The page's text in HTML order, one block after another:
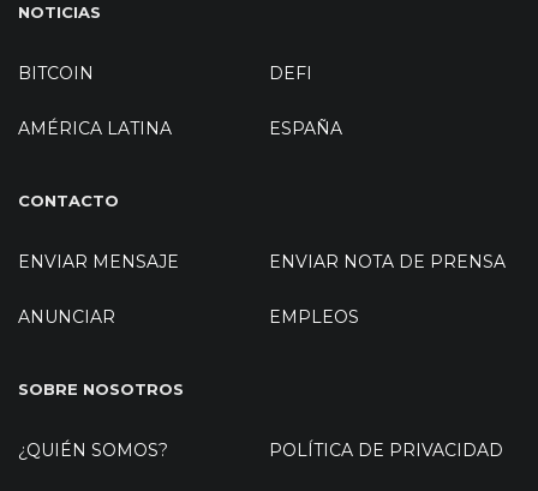
NOTICIAS
BITCOIN DEFI
AMÉRICA LATINA ESPAÑA
CONTACTO
ENVIAR MENSAJE ENVIAR NOTA DE PRENSA
ANUNCIAR EMPLEOS
SOBRE NOSOTROS
¿QUIÉN SOMOS? POLÍTICA DE PRIVACIDAD